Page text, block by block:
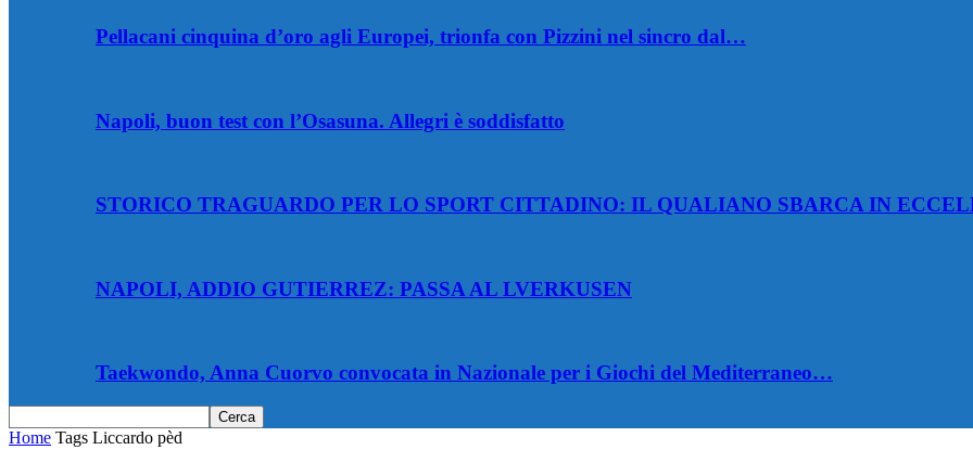
Pellacani cinquina d’oro agli Europei, trionfa con Pizzini nel sincro dal…
Napoli, buon test con l’Osasuna. Allegri è soddisfatto
STORICO TRAGUARDO PER LO SPORT CITTADINO: IL QUALIANO SBARCA IN
NAPOLI, ADDIO GUTIERREZ: PASSA AL LVERKUSEN
Taekwondo, Anna Cuorvo convocata in Nazionale per i Giochi del Mediterraneo…
Home Tags Liccardo pèd